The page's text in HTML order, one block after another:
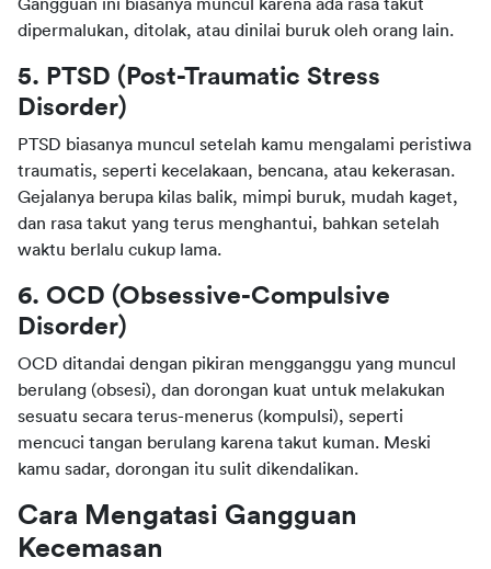
Gangguan ini biasanya muncul karena ada rasa takut
dipermalukan, ditolak, atau dinilai buruk oleh orang lain.
5. PTSD (Post-Traumatic Stress
Disorder)
PTSD biasanya muncul setelah kamu mengalami peristiwa
traumatis, seperti kecelakaan, bencana, atau kekerasan.
Gejalanya berupa kilas balik, mimpi buruk, mudah kaget,
dan rasa takut yang terus menghantui, bahkan setelah
waktu berlalu cukup lama.
6. OCD (Obsessive-Compulsive
Disorder)
OCD ditandai dengan pikiran mengganggu yang muncul
berulang (obsesi), dan dorongan kuat untuk melakukan
sesuatu secara terus-menerus (kompulsi), seperti
mencuci tangan berulang karena takut kuman. Meski
kamu sadar, dorongan itu sulit dikendalikan.
Cara Mengatasi Gangguan
Kecemasan